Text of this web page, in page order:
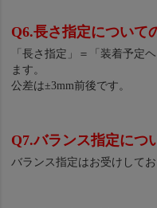
Q6.長さ指定について
「長さ指定」＝「装着予定
ます。
公差は±3mm前後です。
Q7.バランス指定につ
バランス指定はお受けして